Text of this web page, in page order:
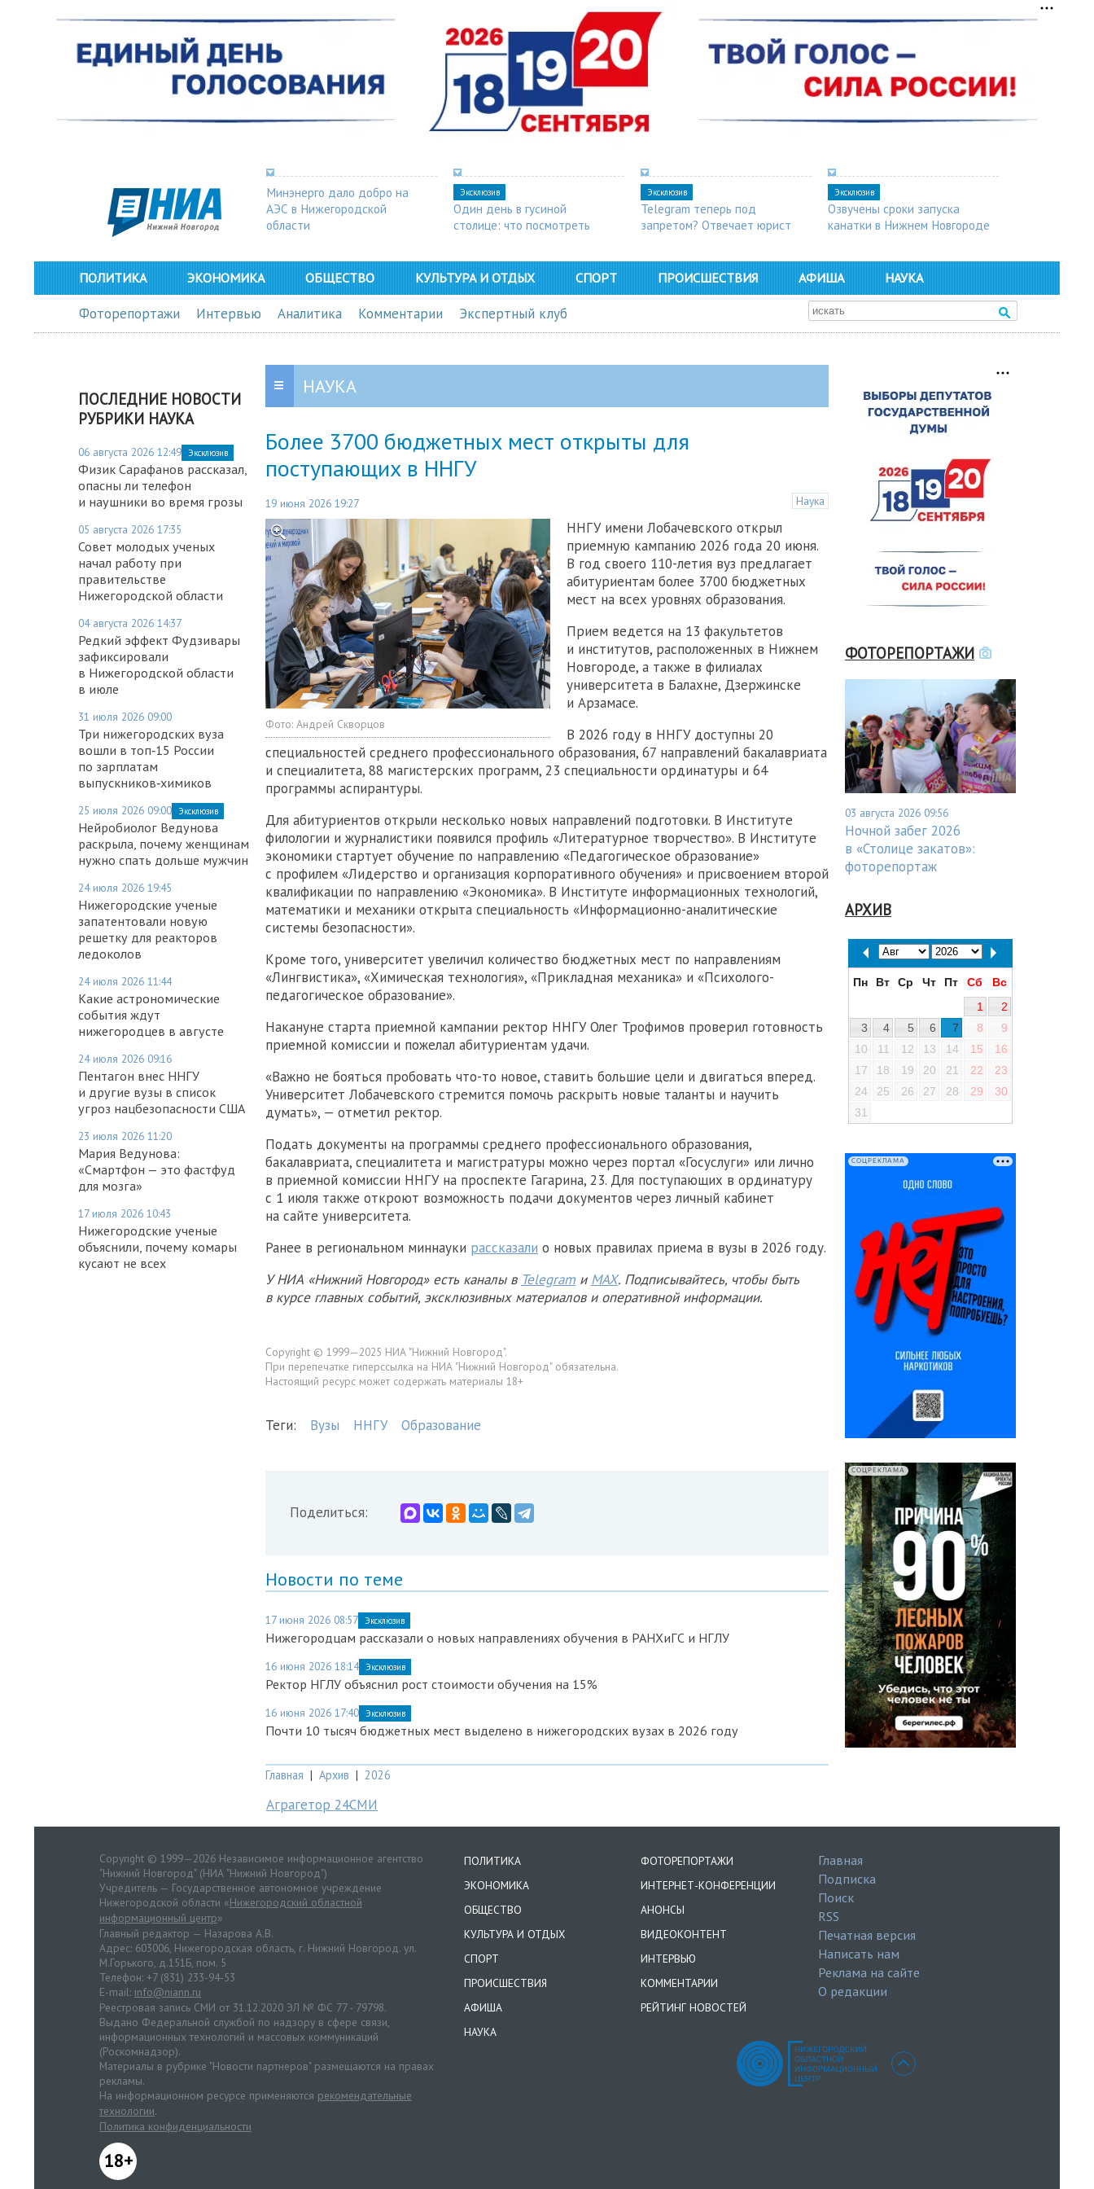
Минэнерго дало добро на
АЭС в Нижегородской
области
Эксклюзив
Один день в гусиной
столице: что посмотреть
Эксклюзив
Telegram теперь под
запретом? Отвечает юрист
Эксклюзив
Озвучены сроки запуска
канатки в Нижнем Новгороде
ПОЛИТИКА ЭКОНОМИКА ОБЩЕСТВО КУЛЬТУРА И ОТДЫХ СПОРТ ПРОИСШЕСТВИЯ АФИША НАУКА
Фоторепортажи Интервью Аналитика Комментарии Экспертный клуб
ПОСЛЕДНИЕ НОВОСТИ
РУБРИКИ НАУКА
06 августа 2026 12:49 Эксклюзив
Физик Сарафанов рассказал,
опасны ли телефон
и наушники во время грозы
05 августа 2026 17:35
Совет молодых ученых
начал работу при
правительстве
Нижегородской области
04 августа 2026 14:37
Редкий эффект Фудзивары
зафиксировали
в Нижегородской области
в июле
31 июля 2026 09:00
Три нижегородских вуза
вошли в топ‑15 России
по зарплатам
выпускников‑химиков
25 июля 2026 09:00 Эксклюзив
Нейробиолог Ведунова
раскрыла, почему женщинам
нужно спать дольше мужчин
24 июля 2026 19:45
Нижегородские ученые
запатентовали новую
решетку для реакторов
ледоколов
24 июля 2026 11:44
Какие астрономические
события ждут
нижегородцев в августе
24 июля 2026 09:16
Пентагон внес ННГУ
и другие вузы в список
угроз нацбезопасности США
23 июля 2026 11:20
Мария Ведунова:
«Смартфон — это фастфуд
для мозга»
17 июля 2026 10:43
Нижегородские ученые
объяснили, почему комары
кусают не всех
НАУКА
Более 3700 бюджетных мест открыты для
поступающих в ННГУ
19 июня 2026 19:27 Наука
Фото: Андрей Скворцов
ННГУ имени Лобачевского открыл
приемную кампанию 2026 года 20 июня.
В год своего 110-летия вуз предлагает
абитуриентам более 3700 бюджетных
мест на всех уровнях образования.
Прием ведется на 13 факультетов
и институтов, расположенных в Нижнем
Новгороде, а также в филиалах
университета в Балахне, Дзержинске
и Арзамасе.
В 2026 году в ННГУ доступны 20
специальностей среднего профессионального образования, 67 направлений бакалавриата
и специалитета, 88 магистерских программ, 23 специальности ординатуры и 64
программы аспирантуры.
Для абитуриентов открыли несколько новых направлений подготовки. В Институте
филологии и журналистики появился профиль «Литературное творчество». В Институте
экономики стартует обучение по направлению «Педагогическое образование»
с профилем «Лидерство и организация корпоративного обучения» и присвоением второй
квалификации по направлению «Экономика». В Институте информационных технологий,
математики и механики открыта специальность «Информационно-аналитические
системы безопасности».
Кроме того, университет увеличил количество бюджетных мест по направлениям
«Лингвистика», «Химическая технология», «Прикладная механика» и «Психолого-
педагогическое образование».
Накануне старта приемной кампании ректор ННГУ Олег Трофимов проверил готовность
приемной комиссии и пожелал абитуриентам удачи.
«Важно не бояться пробовать что-то новое, ставить большие цели и двигаться вперед.
Университет Лобачевского стремится помочь раскрыть новые таланты и научить
думать», — отметил ректор.
Подать документы на программы среднего профессионального образования,
бакалавриата, специалитета и магистратуры можно через портал «Госуслуги» или лично
в приемной комиссии ННГУ на проспекте Гагарина, 23. Для поступающих в ординатуру
с 1 июля также откроют возможность подачи документов через личный кабинет
на сайте университета.
Ранее в региональном миннауки рассказали о новых правилах приема в вузы в 2026 году.
У НИА «Нижний Новгород» есть каналы в Telegram и MAX. Подписывайтесь, чтобы быть
в курсе главных событий, эксклюзивных материалов и оперативной информации.
Copyright © 1999—2025 НИА "Нижний Новгород".
При перепечатке гиперссылка на НИА "Нижний Новгород" обязательна.
Настоящий ресурс может содержать материалы 18+
Теги: Вузы ННГУ Образование
Поделиться:
Новости по теме
17 июня 2026 08:57 Эксклюзив
Нижегородцам рассказали о новых направлениях обучения в РАНХиГС и НГЛУ
16 июня 2026 18:14 Эксклюзив
Ректор НГЛУ объяснил рост стоимости обучения на 15%
16 июня 2026 17:40 Эксклюзив
Почти 10 тысяч бюджетных мест выделено в нижегородских вузах в 2026 году
Главная | Архив | 2026
Аграгетор 24СМИ
ФОТОРЕПОРТАЖИ
03 августа 2026 09:56
Ночной забег 2026
в «Столице закатов»:
фоторепортаж
АРХИВ
Пн Вт Ср Чт Пт Сб
Вс
1
2
3
4 5 6 7 8
9
10
11 12 13 14 15
16
17
18 19 20 21 22
23
24
25 26 27 28 29
30
31
СОЦРЕКЛАМА
СОЦРЕКЛАМА
Copyright © 1999—2026 Независимое информационное агентство
"Нижний Новгород" (НИА "Нижний Новгород")
Учредитель — Государственное автономное учреждение
Нижегородской области «Нижегородский областной
информационный центр»
Главный редактор — Назарова А.В.
Адрес: 603006, Нижегородская область, г. Нижний Новгород. ул.
М.Горького, д.151Б, пом. 5
Телефон: +7 (831) 233-94-53
E-mail: info@niann.ru
Реестровая запись СМИ от 31.12.2020 ЭЛ № ФС 77 - 79798.
Выдано Федеральной службой по надзору в сфере связи,
информационных технологий и массовых коммуникаций
(Роскомнадзор).
Материалы в рубрике "Новости партнеров" размещаются на правах
рекламы.
На информационном ресурсе применяются рекомендательные
технологии.
Политика конфиденциальности
18+
ПОЛИТИКА
ЭКОНОМИКА
ОБЩЕСТВО
КУЛЬТУРА И ОТДЫХ
СПОРТ
ПРОИСШЕСТВИЯ
АФИША
НАУКА
ФОТОРЕПОРТАЖИ
ИНТЕРНЕТ-КОНФЕРЕНЦИИ
АНОНСЫ
ВИДЕОКОНТЕНТ
ИНТЕРВЬЮ
КОММЕНТАРИИ
РЕЙТИНГ НОВОСТЕЙ
Главная
Подписка
Поиск
RSS
Печатная версия
Написать нам
Реклама на сайте
О редакции